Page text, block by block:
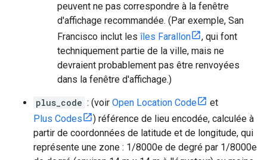
peuvent ne pas correspondre à la fenêtre
d'affichage recommandée. (Par exemple, San
Francisco inclut les îles Farallon
, qui font
techniquement partie de la ville, mais ne
devraient probablement pas être renvoyées
dans la fenêtre d'affichage.)
plus_code : (voir Open Location Code
et
Plus Codes
) référence de lieu encodée, calculée à
partir de coordonnées de latitude et de longitude, qui
représente une zone : 1/8000e de degré par 1/8000e